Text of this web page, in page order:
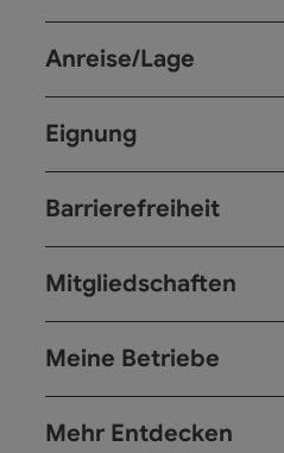
Anreise/Lage
Eignung
Barrierefreiheit
Mitgliedschaften
Meine Betriebe
Mehr Entdecken